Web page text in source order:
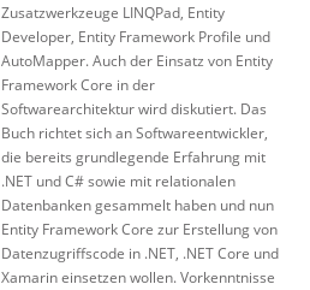
Zusatzwerkzeuge LINQPad, Entity
Developer, Entity Framework Profile und
AutoMapper. Auch der Einsatz von Entity
Framework Core in der
Softwarearchitektur wird diskutiert. Das
Buch richtet sich an Softwareentwickler,
die bereits grundlegende Erfahrung mit
.NET und C# sowie mit relationalen
Datenbanken gesammelt haben und nun
Entity Framework Core zur Erstellung von
Datenzugriffscode in .NET, .NET Core und
Xamarin einsetzen wollen. Vorkenntnisse